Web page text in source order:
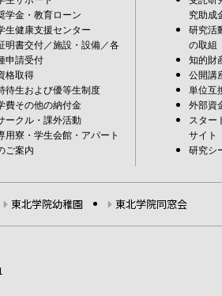
学金・教育ローン
生健康支援センター
明書交付／施設・設備／各
申請受付
格取得
待生および優等生制度
費その他の納付金
ークル・課外活動
用寮・学生会館・アパート
ご案内
究助成
研究活
の取組
知的財
公開講
単位互
外部資
スター
サイト
研究シ
東北学院幼稚園 東北学院同窓会